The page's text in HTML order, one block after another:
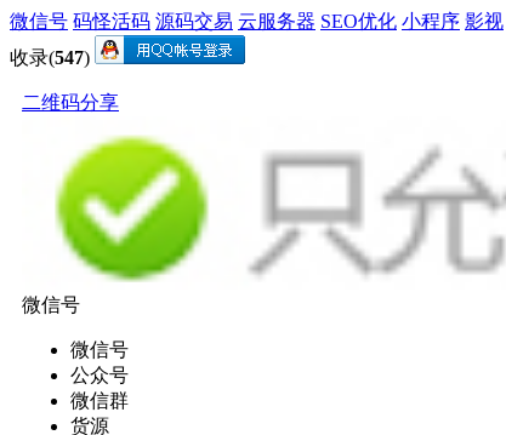
微信号 码怪活码 源码交易 云服务器 SEO优化 小程序 影视
收录(547)
二维码分享
微信号
微信号
公众号
微信群
货源